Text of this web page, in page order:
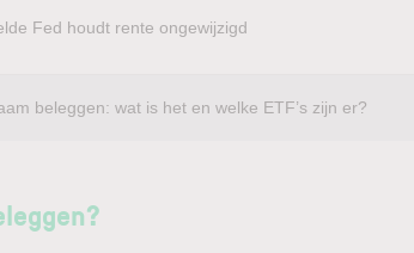
Fed houdt rente ongewijzigd
beleggen: wat is het en welke ETF’s zijn er?